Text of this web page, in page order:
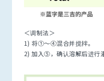
＜调制法＞
1) 将①～④混合并搅拌。
2) 加入⑤，确认溶解后进行